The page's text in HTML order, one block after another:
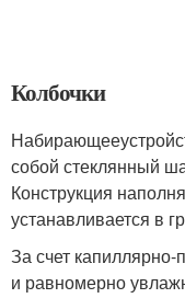
Колбочки
собой стеклянный
Конструкция
устанавливается в
За счет капиллярно-
и равномерно